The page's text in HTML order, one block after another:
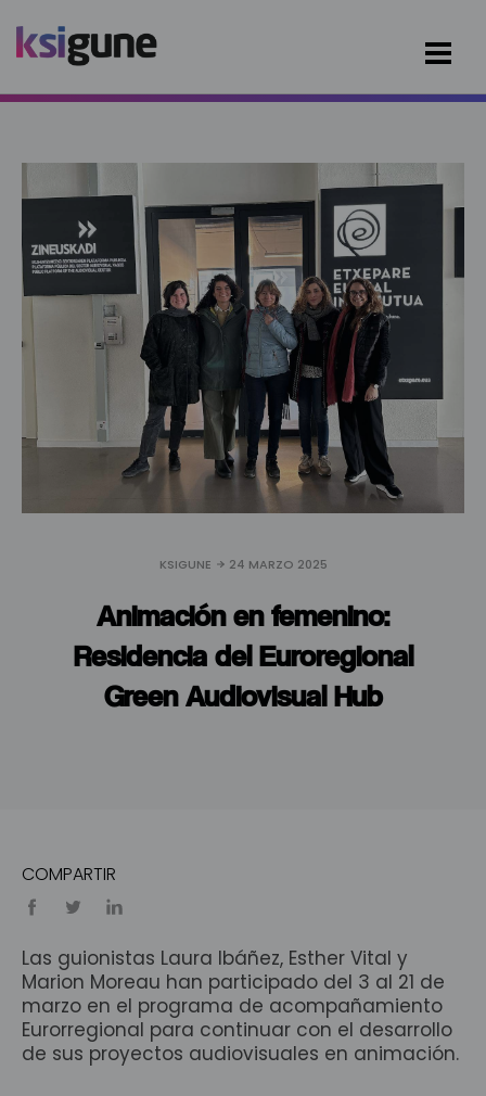
KSIGUNE 24 MARZO 2025
Animación en femenino:
Residencia del Euroregional
Green Audiovisual Hub
COMPARTIR
Las guionistas Laura Ibáñez, Esther Vital y
Marion Moreau han participado del 3 al 21 de
marzo en el programa de acompañamiento
Eurorregional para continuar con el desarrollo
de sus proyectos audiovisuales en animación.